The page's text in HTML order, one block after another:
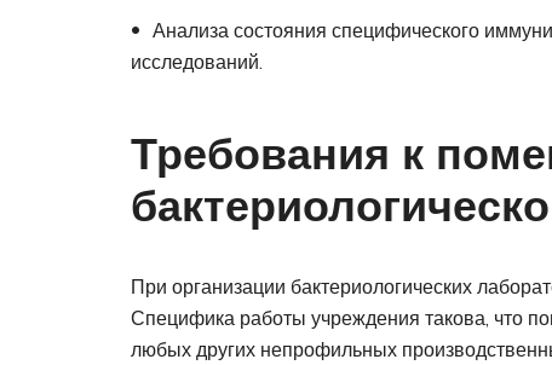
Анализа состояния специфического
исследований.
Требования к
При организации бактериологических
Специфика работы учреждения такова, что
любых других непрофильных